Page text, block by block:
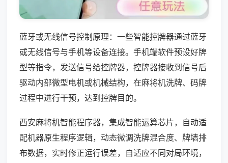
蓝牙或无线信号控制原理：一些智能控牌器通过蓝牙
或无线信号与手机等设备连接。手机端软件预设好牌
型等指令，发送信号给控牌器，控牌器接收到信号后
驱动内部微型电机或机械结构，在麻将机洗牌、码牌
过程中进行干预，达到控牌目的。
西安麻将机智能程序器，集成智能运算芯片，自动适
配机器原生程序逻辑，动态微调洗牌混合度、牌墙排
布数据，实时修正运行误差，自适应不同对局环境，